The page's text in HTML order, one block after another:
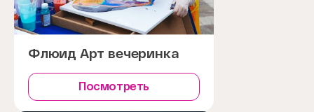
Флюид Арт вечеринка
Посмотреть